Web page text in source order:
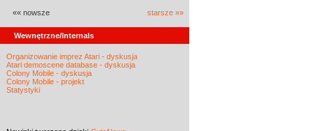
«« nowsze starsze »»
Wewnętrzne/Internals
Organizowanie imprez Atari - dyskusja
Atari demoscene database - dyskusja
Colony Mobile - dyskusja
Colony Mobile - projekt
Statystyki